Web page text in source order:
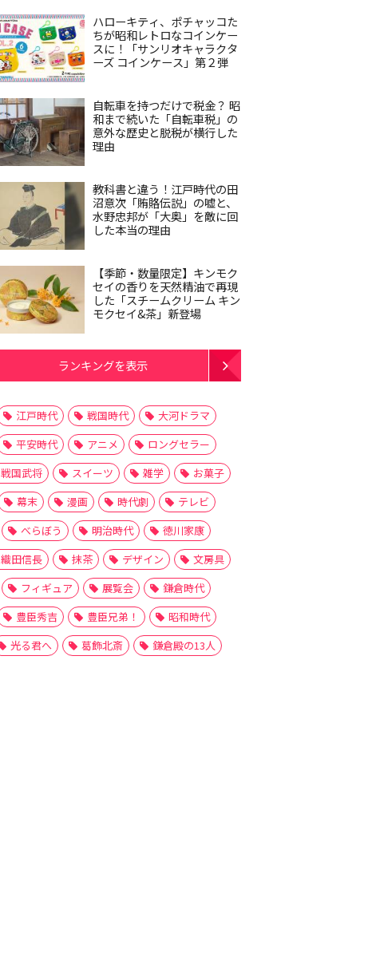
ハローキティ、ポチャッコた
ちが昭和レトロなコインケー
スに！「サンリオキャラクタ
ーズ コインケース」第２弾
自転車を持つだけで税金？ 昭
和まで続いた「自転車税」の
意外な歴史と脱税が横行した
理由
教科書と違う！江戸時代の田
沼意次「賄賂伝説」の嘘と、
水野忠邦が「大奥」を敵に回
した本当の理由
【季節・数量限定】キンモク
セイの香りを天然精油で再現
した「スチームクリーム キン
モクセイ&茶」新登場
ランキングを表示
江戸時代 戦国時代
大河ドラマ
平安時代
アニメ
ロングセラー
戦国武将
スイーツ 雑学
お菓子
幕末
漫画 時代劇
テレビ
べらぼう
明治時代
徳川家康
織田信長
抹茶 デザイン
文房具
フィギュア
展覧会
鎌倉時代
豊臣秀吉
豊臣兄弟！
昭和時代
光る君へ
葛飾北斎 鎌倉殿の13人